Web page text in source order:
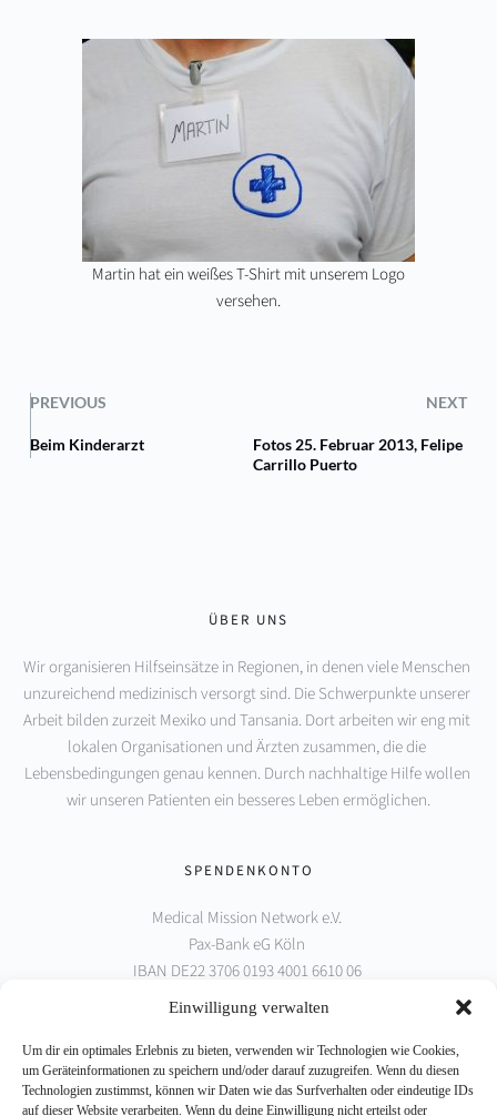
Einwilligung verwalten
Um dir ein optimales Erlebnis zu bieten, verwenden wir Technologien wie Cookies,
um Geräteinformationen zu speichern und/oder darauf zuzugreifen. Wenn du diesen
Technologien zustimmst, können wir Daten wie das Surfverhalten oder eindeutige IDs
auf dieser Website verarbeiten. Wenn du deine Einwilligung nicht erteilst oder
Martin hat ein weißes T-Shirt mit unserem Logo
versehen.
PREVIOUS NEXT
Beim Kinderarzt
Fotos 25. Februar 2013, Felipe
Carrillo Puerto
ÜBER UNS
Wir organisieren Hilfseinsätze in Regionen, in denen viele Menschen
unzureichend medizinisch versorgt sind. Die Schwerpunkte unserer
Arbeit bilden zurzeit Mexiko und Tansania. Dort arbeiten wir eng mit
lokalen Organisationen und Ärzten zusammen, die die
Lebensbedingungen genau kennen. Durch nachhaltige Hilfe wollen
wir unseren Patienten ein besseres Leben ermöglichen.
SPENDENKONTO
Medical Mission Network e.V.
Pax-Bank eG Köln
IBAN DE22 3706 0193 4001 6610 06
BIC GENODED1PAX
PARTNER